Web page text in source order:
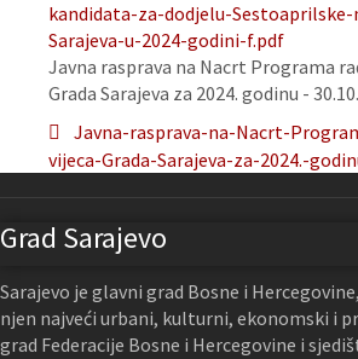
kandidata-za-dodjelu-Sestoaprilske-
Sarajeva-u-2024-godini-f.pdf
Javna rasprava na Nacrt Programa
Grada Sarajeva za 2024. godinu -
Javna-rasprava-na-Nacrt-
vijeca-Grada-Sarajeva-za-2024.-
Grad Sarajevo
Sarajevo je glavni grad Bosne i
njen najveći urbani, kulturni, ekonomski i
grad Federacije Bosne i Hercegovine i